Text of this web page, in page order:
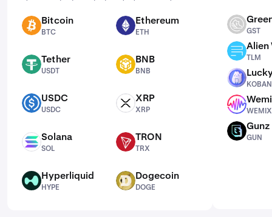
BTC Bitcoin
BTC
ETH Ethereum
ETH
USDT Tether
USDT
BNB BNB
BNB
USDC USDC
USDC
XRP XRP
XRP
SOL Solana
SOL
TRX TRON
TRX
HYPE Hyperliquid
HYPE
DOGE Dogecoin
DOGE
GST
GST
TLM Alien
TLM
KOBAN
KOBAN
WEMIX
WEMIX
GUN Gunz
GUN